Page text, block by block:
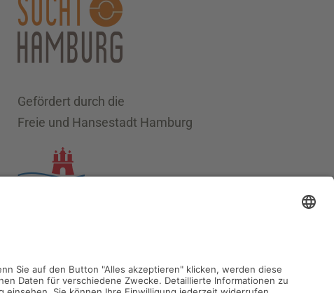
Gefördert durch die
Freie und Hansestadt Hamburg